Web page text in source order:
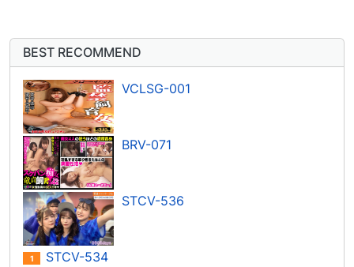
BEST RECOMMEND
VCLSG-001
BRV-071
STCV-536
1 STCV-534